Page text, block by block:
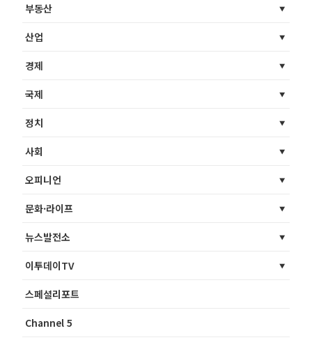
부동산
산업
경제
국제
정치
사회
오피니언
문화·라이프
뉴스발전소
이투데이TV
스페셜리포트
Channel 5